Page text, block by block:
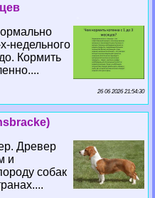
недельного
Кормить
26 06 2026 21:54:30
Древер
и
собак